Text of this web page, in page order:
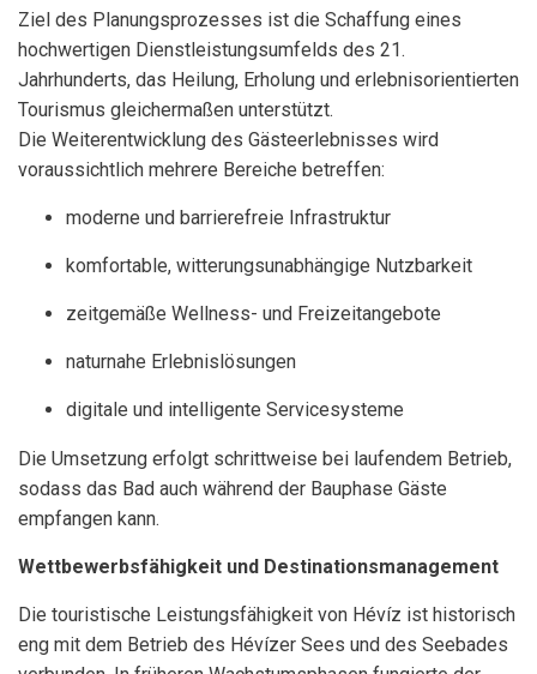
Ziel des Planungsprozesses ist die Schaffung eines
hochwertigen Dienstleistungsumfelds des 21.
Jahrhunderts, das Heilung, Erholung und erlebnisorientierten
Tourismus gleichermaßen unterstützt.
Die Weiterentwicklung des Gästeerlebnisses wird
voraussichtlich mehrere Bereiche betreffen:
moderne und barrierefreie Infrastruktur
komfortable, witterungsunabhängige Nutzbarkeit
zeitgemäße Wellness- und Freizeitangebote
naturnahe Erlebnislösungen
digitale und intelligente Servicesysteme
Die Umsetzung erfolgt schrittweise bei laufendem Betrieb,
sodass das Bad auch während der Bauphase Gäste
empfangen kann.
Wettbewerbsfähigkeit und Destinationsmanagement
Die touristische Leistungsfähigkeit von Hévíz ist historisch
eng mit dem Betrieb des Hévízer Sees und des Seebades